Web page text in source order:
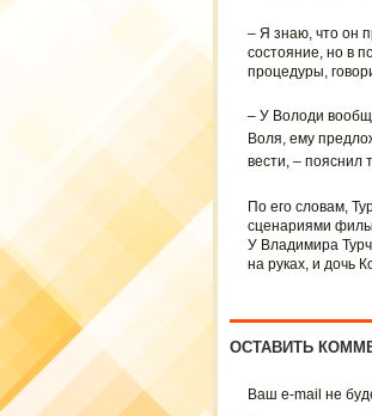
– Я знаю, что он
состояние, но в
процедуры,
– У Володи
Воля, ему
вести, – пояснил
По его словам,
сценариями
У Владимира
на руках, и дочь
ОСТАВИТЬ
Ваш e-mail не